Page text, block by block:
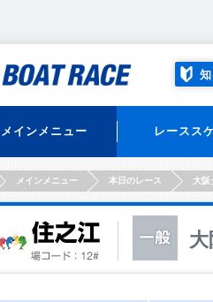
メインメニュー レースス
HOMEメインメニュー 本日のレース 大